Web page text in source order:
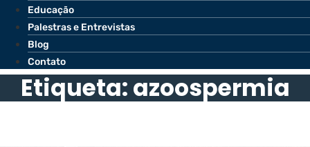
Educação
Palestras e Entrevistas
Blog
Contato
Etiqueta: azoospermia